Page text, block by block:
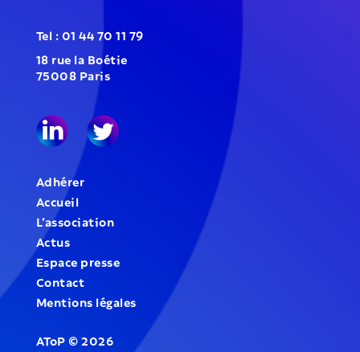
Tel : 01 44 70 11 79
18 rue la Boétie
75008 Paris
Adhérer
Accueil
L’association
Actus
Espace presse
Contact
Mentions légales
AToP©2026